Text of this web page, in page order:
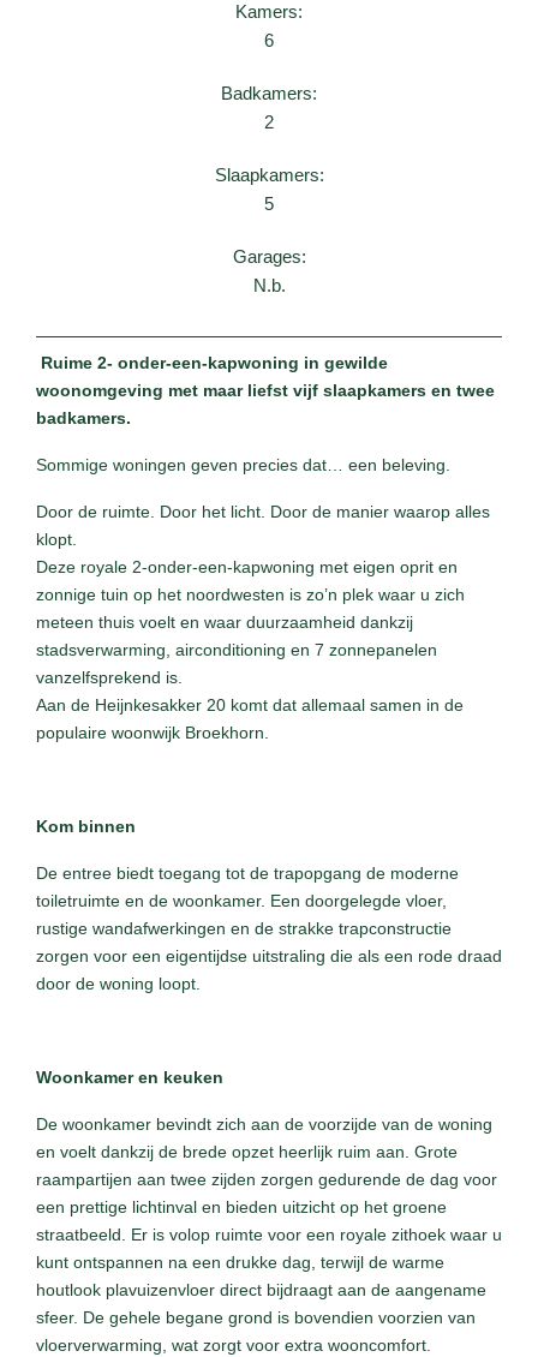
Kamers:
6
Badkamers:
2
Slaapkamers:
5
Garages:
N.b.
Ruime 2- onder-een-kapwoning in gewilde
woonomgeving met maar liefst vijf slaapkamers en twee
badkamers.
Sommige woningen geven precies dat… een beleving.
Door de ruimte. Door het licht. Door de manier waarop alles
klopt.
Deze royale 2-onder-een-kapwoning met eigen oprit en
zonnige tuin op het noordwesten is zo’n plek waar u zich
meteen thuis voelt en waar duurzaamheid dankzij
stadsverwarming, airconditioning en 7 zonnepanelen
vanzelfsprekend is.
Aan de Heijnkesakker 20 komt dat allemaal samen in de
populaire woonwijk Broekhorn.
Kom binnen
De entree biedt toegang tot de trapopgang de moderne
toiletruimte en de woonkamer. Een doorgelegde vloer,
rustige wandafwerkingen en de strakke trapconstructie
zorgen voor een eigentijdse uitstraling die als een rode draad
door de woning loopt.
Woonkamer en keuken
De woonkamer bevindt zich aan de voorzijde van de woning
en voelt dankzij de brede opzet heerlijk ruim aan. Grote
raampartijen aan twee zijden zorgen gedurende de dag voor
een prettige lichtinval en bieden uitzicht op het groene
straatbeeld. Er is volop ruimte voor een royale zithoek waar u
kunt ontspannen na een drukke dag, terwijl de warme
houtlook plavuizenvloer direct bijdraagt aan de aangename
sfeer. De gehele begane grond is bovendien voorzien van
vloerverwarming, wat zorgt voor extra wooncomfort.